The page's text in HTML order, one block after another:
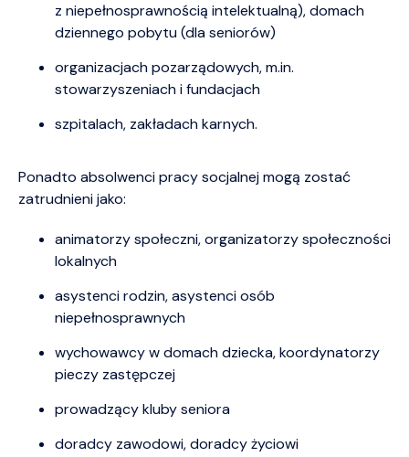
z niepełnosprawnością intelektualną), domach
dziennego pobytu (dla seniorów)
organizacjach pozarządowych, m.in.
stowarzyszeniach i fundacjach
szpitalach, zakładach karnych.
Ponadto absolwenci pracy socjalnej mogą zostać
zatrudnieni jako:
animatorzy społeczni, organizatorzy społeczności
lokalnych
asystenci rodzin, asystenci osób
niepełnosprawnych
wychowawcy w domach dziecka, koordynatorzy
pieczy zastępczej
prowadzący kluby seniora
doradcy zawodowi, doradcy życiowi